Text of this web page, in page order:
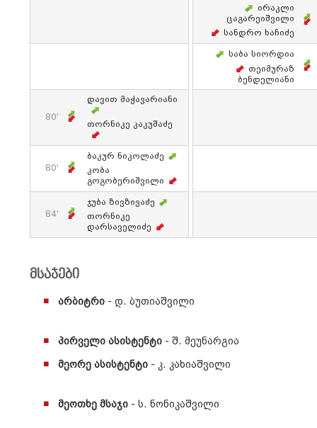
Ირაკლი
Ცაგარეიშვილი
Სანდრო Ხაჩიძე
Საბა Სიორდია
Თეიმურაზ
Ბენდელიანი
80'
Დავით Მაჭავარიანი
Თორნიკე Კაკუშაძე
80'
Ბაკურ Ნიკოლაძე
Კობა
Გოგობერიშვილი
84'
Ჯუბა Ზივზივაძე
Თორნიკე
Დარსაველიძე
მსაჯები
არბიტრი - დ. ბუთიაშვილი
პირველი ასისტენტი - შ. მეუნარგია
მეორე ასისტენტი - კ. კახიაშვილი
მეოთხე მსაჯი - ს. ნონიკაშვილი